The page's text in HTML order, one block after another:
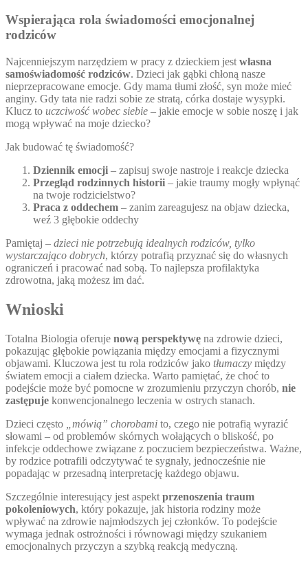
Wspierająca rola świadomości emocjonalnej
rodziców
Najcenniejszym narzędziem w pracy z dzieckiem jest własna
samoświadomość rodziców. Dzieci jak gąbki chłoną nasze
nieprzepracowane emocje. Gdy mama tłumi złość, syn może mieć
anginy. Gdy tata nie radzi sobie ze stratą, córka dostaje wysypki.
Klucz to uczciwość wobec siebie – jakie emocje w sobie noszę i jak
mogą wpływać na moje dziecko?
Jak budować tę świadomość?
Dziennik emocji – zapisuj swoje nastroje i reakcje dziecka
Przegląd rodzinnych historii – jakie traumy mogły wpłynąć
na twoje rodzicielstwo?
Praca z oddechem – zanim zareagujesz na objaw dziecka,
weź 3 głębokie oddechy
Pamiętaj – dzieci nie potrzebują idealnych rodziców, tylko
wystarczająco dobrych, którzy potrafią przyznać się do własnych
ograniczeń i pracować nad sobą. To najlepsza profilaktyka
zdrowotna, jaką możesz im dać.
Wnioski
Totalna Biologia oferuje nową perspektywę na zdrowie dzieci,
pokazując głębokie powiązania między emocjami a fizycznymi
objawami. Kluczowa jest tu rola rodziców jako tłumaczy między
światem emocji a ciałem dziecka. Warto pamiętać, że choć to
podejście może być pomocne w zrozumieniu przyczyn chorób, nie
zastępuje konwencjonalnego leczenia w ostrych stanach.
Dzieci często
„mówią” chorobami to, czego nie potrafią wyrazić
słowami – od problemów skórnych wołających o bliskość, po
infekcje oddechowe związane z poczuciem bezpieczeństwa. Ważne,
by rodzice potrafili odczytywać te sygnały, jednocześnie nie
popadając w przesadną interpretację każdego objawu.
Szczególnie interesujący jest aspekt przenoszenia traum
pokoleniowych, który pokazuje, jak historia rodziny może
wpływać na zdrowie najmłodszych jej członków. To podejście
wymaga jednak ostrożności i równowagi między szukaniem
emocjonalnych przyczyn a szybką reakcją medyczną.